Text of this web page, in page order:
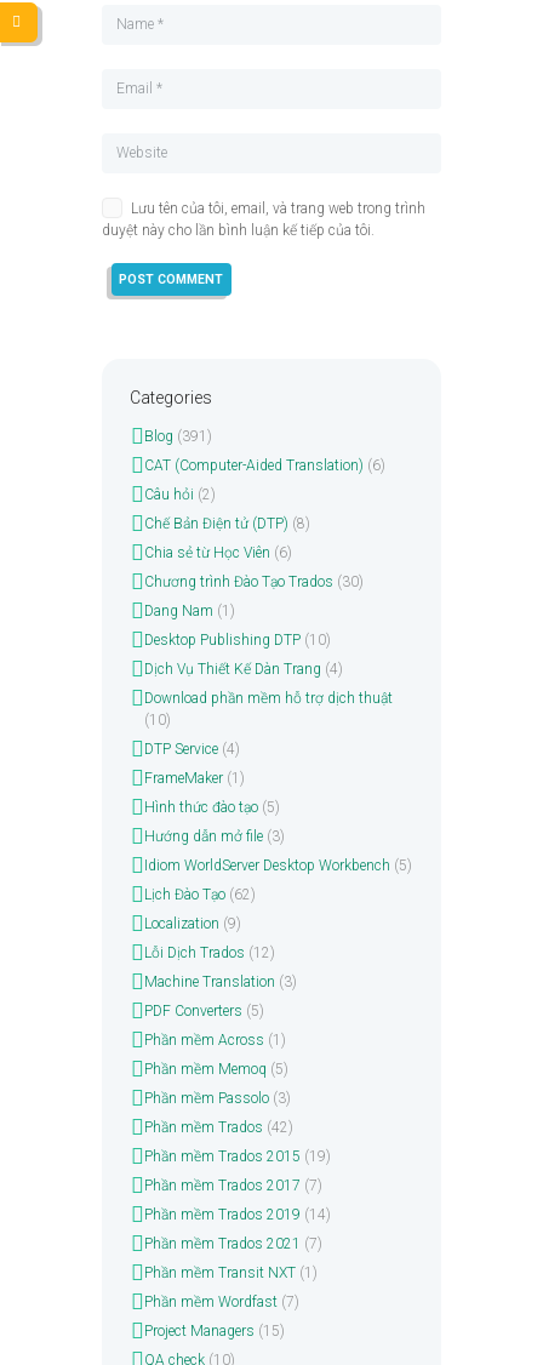
Lưu tên của tôi, email, và trang web trong trình
duyệt này cho lần bình luận kế tiếp của tôi.
Categories
Blog (391)
CAT (Computer-Aided Translation) (6)
Câu hỏi (2)
Chế Bản Điện tử (DTP) (8)
Chia sẻ từ Học Viên (6)
Chương trình Đào Tạo Trados (30)
Dang Nam (1)
Desktop Publishing DTP(10)
Dịch Vụ Thiết Kế Dàn Trang (4)
Download phần mềm hỗ trợ dịch thuật
(10)
DTP Service(4)
FrameMaker(1)
Hình thức đào tạo(5)
Hướng dẫn mở file(3)
Idiom WorldServer Desktop Workbench (5)
Lịch Đào Tạo(62)
Localization (9)
Lỗi Dịch Trados (12)
Machine Translation (3)
PDF Converters (5)
Phần mềm Across (1)
Phần mềm Memoq (5)
Phần mềm Passolo(3)
Phần mềm Trados (42)
Phần mềm Trados 2015 (19)
Phần mềm Trados 2017 (7)
Phần mềm Trados 2019 (14)
Phần mềm Trados 2021 (7)
Phần mềm Transit NXT(1)
Phần mềm Wordfast(7)
Project Managers (15)
QA check(10)